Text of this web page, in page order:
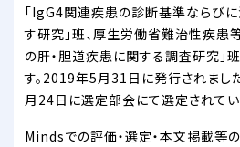
「IgG4関連疾患の診断基準ならび
す研究」班、厚生労働省難治性疾患
の肝・胆道疾患に関する調査研究」
す。2019年5月31日に発行されまし
月24日に選定部会にて選定されてい
Mindsでの評価・選定・本文掲載等